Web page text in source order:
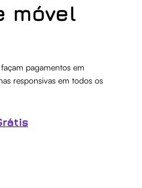
móvel
pagamentos em
responsivas em todos os